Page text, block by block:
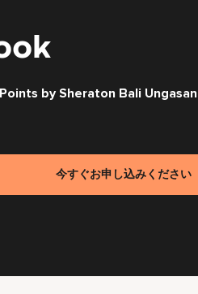
by Sheraton Bali Ungasan
今すぐお申し込みください